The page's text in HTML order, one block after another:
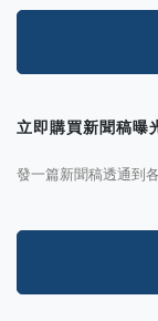
立即購買新聞稿曝
發一篇新聞稿透通到